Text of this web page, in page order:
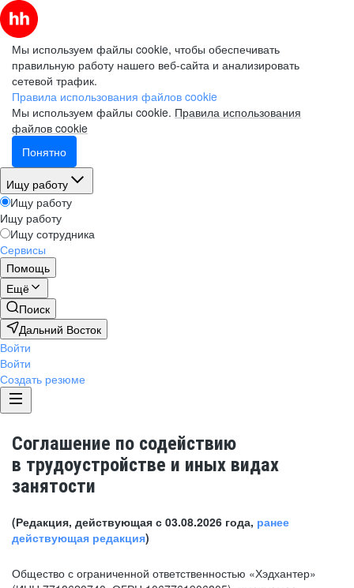
Мы используем файлы cookie, чтобы обеспечивать
правильную работу нашего веб-сайта и анализировать
сетевой трафик.
Правила использования файлов cookie
Мы используем файлы cookie. Правила использования
файлов cookie
Понятно
Ищу работу
Ищу работу
Ищу работу
Ищу сотрудника
Сервисы
Помощь
Ещё
Поиск
Дальний Восток
Войти
Войти
Создать резюме
Соглашение по содействию
в трудоустройстве и иных видах
занятости
(Редакция, действующая с 03.08.2026 года, ранее
действующая редакция)
Общество с ограниченной ответственностью «Хэдхантер»